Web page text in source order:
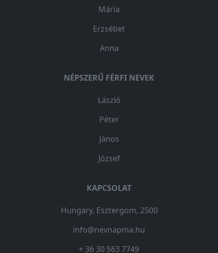
Mária
Erzsébet
Anna
NÉPSZERŰ FÉRFI NEVEK
László
Péter
János
József
KAPCSOLAT
Hungary, Esztergom, 2500
info@nevnapma.hu
+ 36 30 563 7749